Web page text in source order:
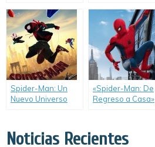
Spider-Man)
Spider-Man: Un
Nuevo Universo
«Spider-Man: De
Regreso a Casa»
Noticias Recientes